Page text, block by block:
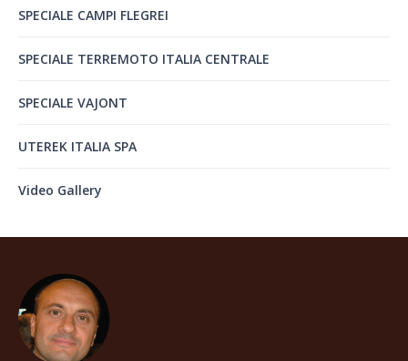
SPECIALE CAMPI FLEGREI
SPECIALE TERREMOTO ITALIA CENTRALE
SPECIALE VAJONT
UTEREK ITALIA SPA
Video Gallery